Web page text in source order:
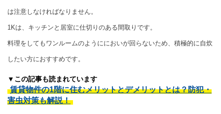
は注意しなければなりません。
1Kは、キッチンと居室に仕切りのある間取りです。
料理をしてもワンルームのようににおいが回らないため、積極的に自炊
したい方におすすめです。
▼この記事も読まれています
賃貸物件の1階に住むメリットとデメリットとは？防犯・
害虫対策も解説！